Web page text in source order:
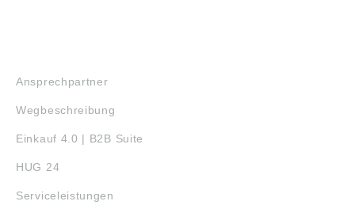
Ansprechpartner
Wegbeschreibung
Einkauf 4.0 | B2B Suite
HUG 24
Serviceleistungen